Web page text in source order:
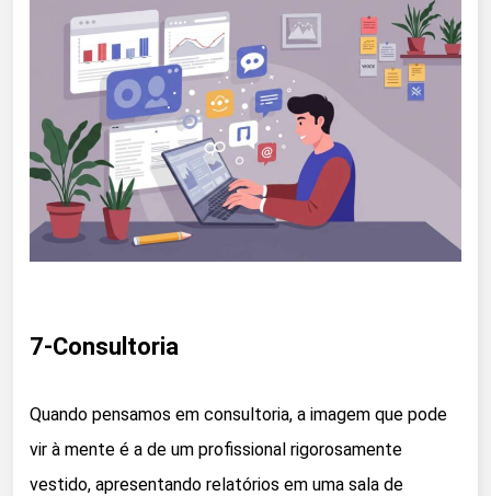
7-Consultoria
Quando pensamos em consultoria, a imagem que pode
vir à mente é a de um profissional rigorosamente
vestido, apresentando relatórios em uma sala de